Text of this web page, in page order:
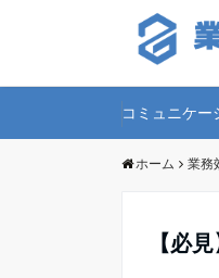
コミュニケー
ホーム 業務
【必